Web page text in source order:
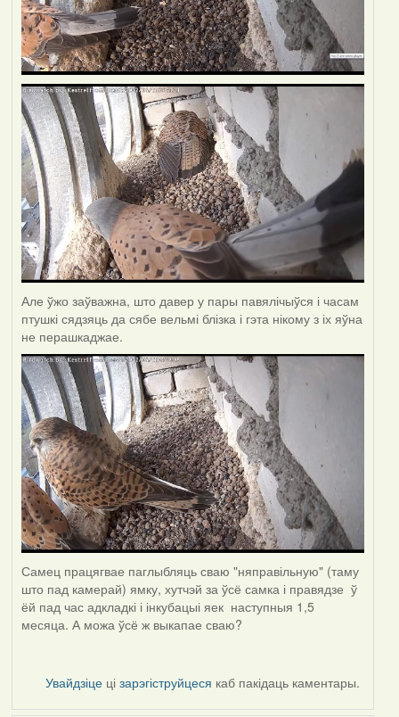
Але ўжо заўважна, што давер у пары павялічыўся і часам
птушкі сядзяць да сябе вельмі блізка і гэта нікому з іх яўна
не перашкаджае.
Самец працягвае паглыбляць сваю "няправільную" (таму
што пад камерай) ямку, хутчэй за ўсё самка і правядзе ў
ёй пад час адкладкі і інкубацыі яек наступныя 1,5
месяца. А можа ўсё ж выкапае сваю?
Увайдзіце цізарэгіструйцеся каб пакідаць каментары.